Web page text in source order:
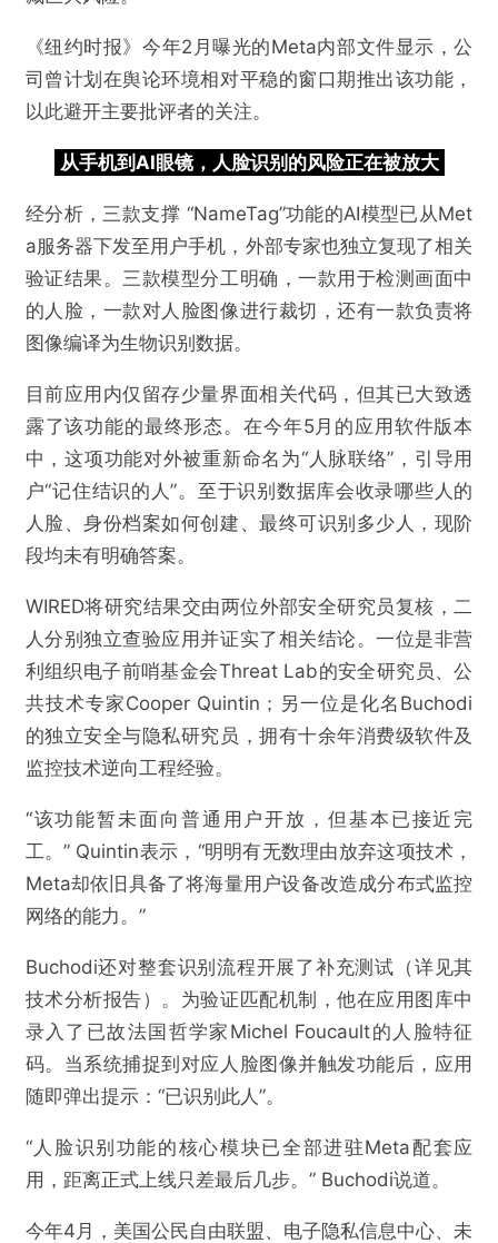
《纽约时报》今年2月曝光的Meta内部文件显示，公
司曾计划在舆论环境相对平稳的窗口期推出该功能，
以此避开主要批评者的关注。
从手机到AI眼镜，人脸识别的风险正在被放大
经分析，三款支撑 “NameTag”功能的AI模型已从Met
a服务器下发至用户手机，外部专家也独立复现了相关
验证结果。三款模型分工明确，一款用于检测画面中
的人脸，一款对人脸图像进行裁切，还有一款负责将
图像编译为生物识别数据。
目前应用内仅留存少量界面相关代码，但其已大致透
露了该功能的最终形态。在今年5月的应用软件版本
中，这项功能对外被重新命名为“人脉联络”，引导用
户“记住结识的人”。至于识别数据库会收录哪些人的
人脸、身份档案如何创建、最终可识别多少人，现阶
段均未有明确答案。
WIRED将研究结果交由两位外部安全研究员复核，二
人分别独立查验应用并证实了相关结论。一位是非营
利组织电子前哨基金会Threat Lab的安全研究员、公
共技术专家Cooper Quintin；另一位是化名Buchodi
的独立安全与隐私研究员，拥有十余年消费级软件及
监控技术逆向工程经验。
“该功能暂未面向普通用户开放，但基本已接近完
工。” Quintin表示，“明明有无数理由放弃这项技术，
Meta却依旧具备了将海量用户设备改造成分布式监控
网络的能力。”
Buchodi还对整套识别流程开展了补充测试（详见其
技术分析报告）。为验证匹配机制，他在应用图库中
录入了已故法国哲学家Michel Foucault的人脸特征
码。当系统捕捉到对应人脸图像并触发功能后，应用
随即弹出提示：“已识别此人”。
“人脸识别功能的核心模块已全部进驻Meta配套应
用，距离正式上线只差最后几步。” Buchodi说道。
今年4月，美国公民自由联盟、电子隐私信息中心、未